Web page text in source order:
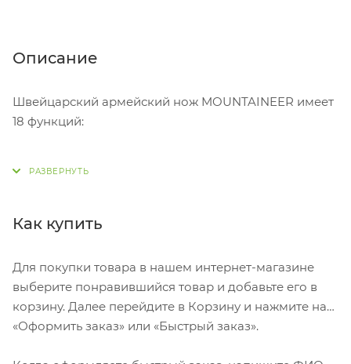
Описание
Швейцарский армейский нож MOUNTAINEER имеет
18 функций:
4. Консервный нож с:
7. – Отвёрткой
8. – Инструментом для снятия изоляции
9. Шило, кернер
10. Кольцо для ключей
Как купить
Для покупки товара в нашем интернет-магазине
выберите понравившийся товар и добавьте его в
корзину. Далее перейдите в Корзину и нажмите на
«Оформить заказ» или «Быстрый заказ».